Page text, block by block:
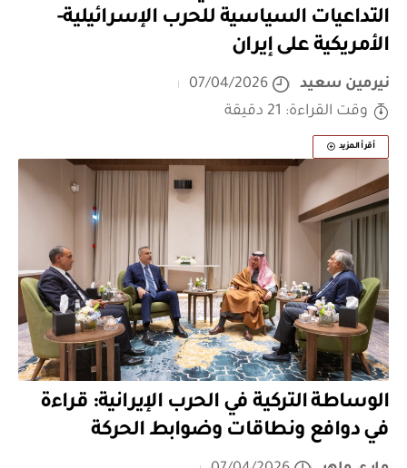
التداعيات السياسية للحرب الإسرائيلية-
الأمريكية على إيران
نيرمين سعيد
07/04/2026
وقت القراءة: 21 دقيقة
أقرأ المزيد
الوساطة التركية في الحرب الإيرانية: قراءة
في دوافع ونطاقات وضوابط الحركة